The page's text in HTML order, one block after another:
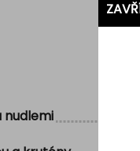
nudlemi